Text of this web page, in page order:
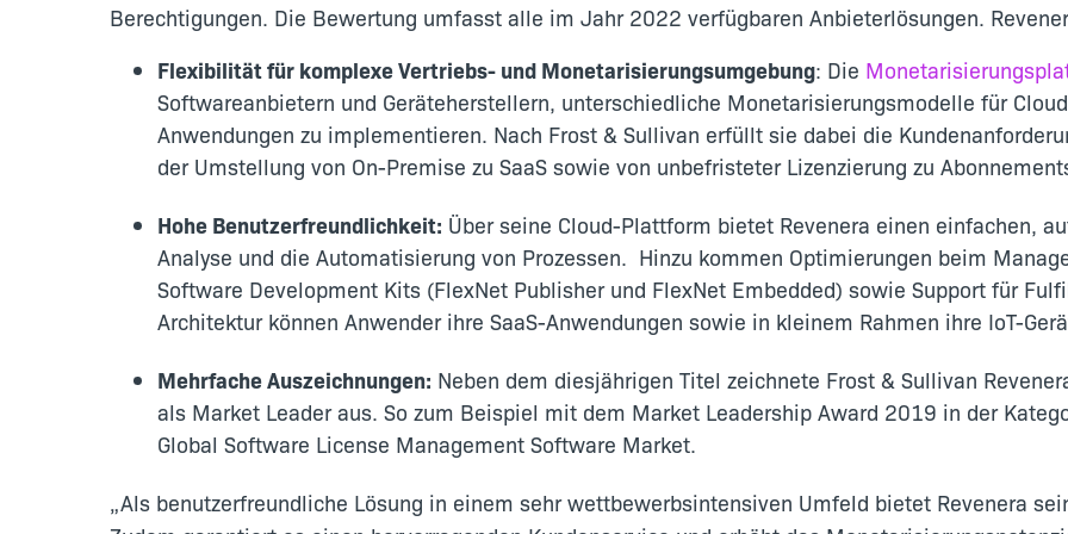
Berechtigungen. Die Bewertung umfasst alle im Jahr 2022 verfügbaren Anbieterlösungen.
Flexibilität für komplexe Vertriebs- und Monetarisierungsumgebung: Die
Softwareanbietern und Geräteherstellern, unterschiedliche Monetarisierungsmodelle für
Anwendungen zu implementieren. Nach Frost & Sullivan erfüllt sie dabei die
der Umstellung von On-Premise zu SaaS sowie von unbefristeter Lizenzierung zu
Hohe Benutzerfreundlichkeit: Über seine Cloud-Plattform bietet Revenera einen einfachen,
Analyse und die Automatisierung von Prozessen. Hinzu kommen Optimierungen beim
Software Development Kits (FlexNet Publisher und FlexNet Embedded) sowie Support für
Architektur können Anwender ihre SaaS-Anwendungen sowie in kleinem Rahmen ihre IoT-
Mehrfache Auszeichnungen: Neben dem diesjährigen Titel zeichnete Frost & Sullivan
als Market Leader aus. So zum Beispiel mit dem Market Leadership Award 2019 in der
Global Software License Management Software Market.
„Als benutzerfreundliche Lösung in einem sehr wettbewerbsintensiven Umfeld bietet Revenera